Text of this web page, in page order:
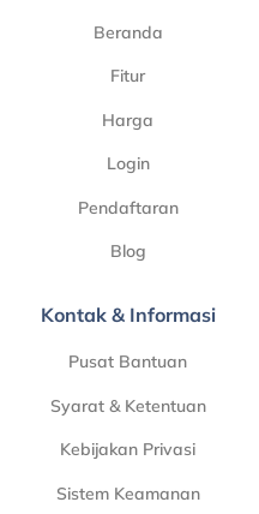
Beranda
Fitur
Harga
Login
Pendaftaran
Blog
Kontak & Informasi
Pusat Bantuan
Syarat & Ketentuan
Kebijakan Privasi
Sistem Keamanan